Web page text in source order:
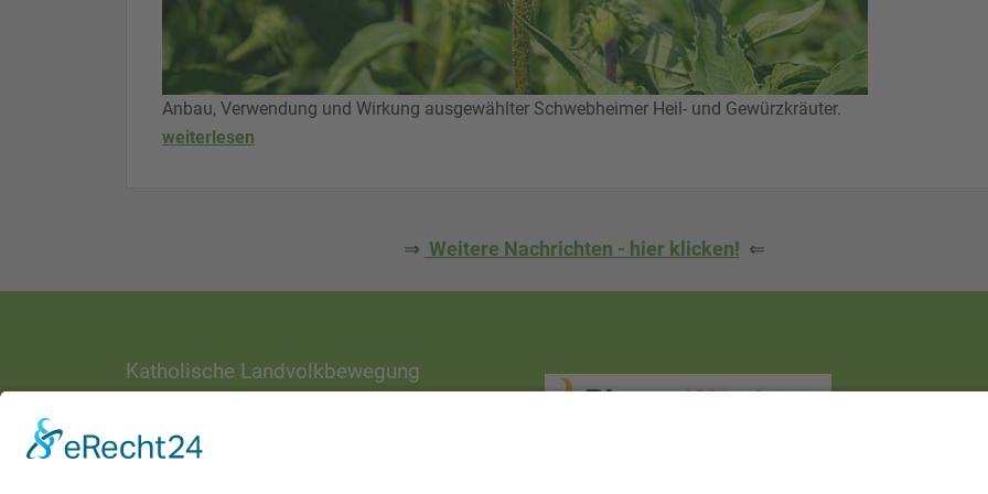
Anbau, Verwendung und Wirkung ausgewählter Schwebheimer Heil- und Gewürzkräuter.
weiterlesen
⇒ Weitere Nachrichten - hier klicken! ⇐
Katholische Landvolkbewegung
Ottostraße 1